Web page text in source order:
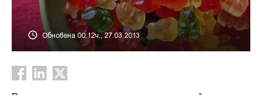
Обновена 00:12ч., 27.03.2013